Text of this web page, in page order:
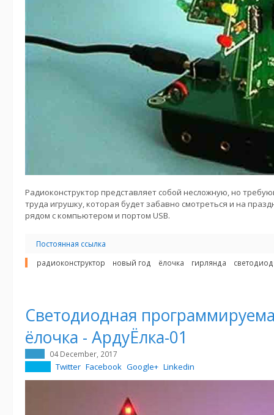
Радиоконструктор представляет собой несложную, но
труда игрушку, которая будет забавно смотреться и на
рядом с компьютером и портом USB.
Постоянная ссылка
радиоконструктор
новый год ёлочка гирлянда
Светодиодная
ёлочка - АрдуЁлка-01
04 December, 2017
Twitter Facebook Google+ Linkedin